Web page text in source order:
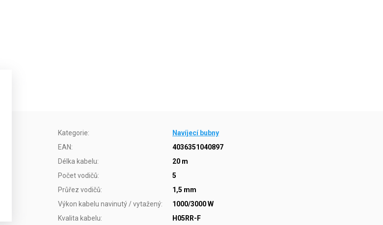
Kategorie:
Navíjecí bubny
EAN:
4036351040897
Délka kabelu:
20 m
Počet vodičů:
5
Průřez vodičů:
1,5 mm
Výkon kabelu navinutý / vytažený:
1000/3000 W
Kvalita kabelu:
H05RR-F